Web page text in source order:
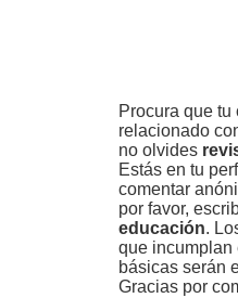
Procura que tu
relacionado
no olvides
Estás en tu
comentar
por favor,
educación.
que incumplan
básicas serán
Gracias por